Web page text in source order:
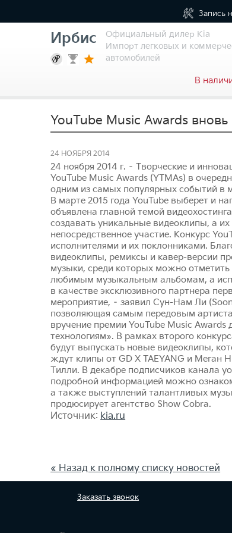
Запись
Ирбис
Официальный дилер Kia
Импорт легковых и
автомобилей
В
YouTube Music Awards
24 НОЯБРЯ 2014
24 ноября 2014 г. – Творческие и
YouTube Music Awards (YTMAs) в
одним из самых популярных событий в
В марте 2015 года YouTube выберет и
объявлена главной темой
создавать уникальные видеоклипы, а
непосредственное участие. Конкурс
исполнителями и их поклонниками.
видеоклипы, ремиксы и кавер-версии
музыки, среди которых можно
любимым музыкальным альбомам, а
в качестве эксклюзивного партнера
мероприятие, – заявил Сун-Нам Ли
позволяющая самым передовым
вручение премии YouTube Music
технологиям». В рамках второго
будут выпускать новые видеоклипы,
ждут клипы от GD X TAEYANG и Меган
Тилли. В декабре подписчиков канала
подробной информацией можно
а также выступлений талантливых
продюсирует агентство Show Cobra.
Источник: kia.ru
« Назад к полному списку новостей
Заказатьзвонок